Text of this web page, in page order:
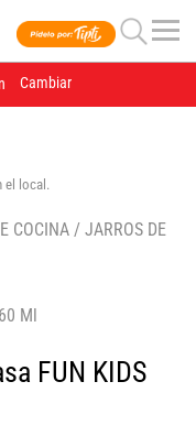
Cambiar
el local.
COCINA / JARROS DE
FUN KIDS